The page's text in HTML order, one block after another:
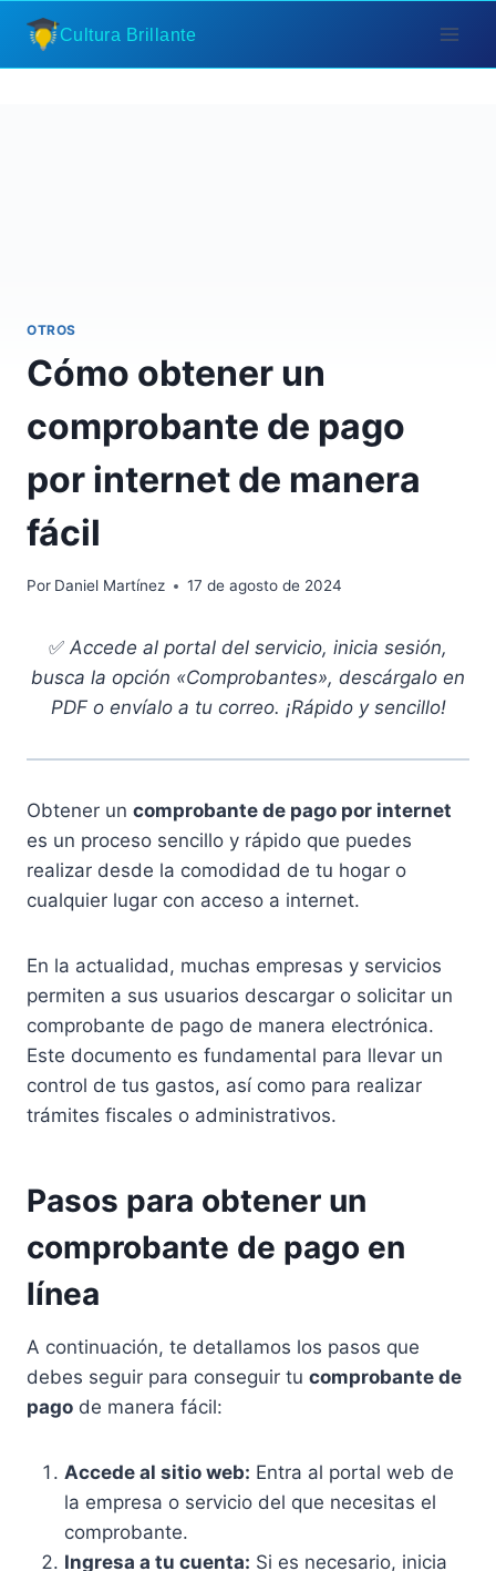
Saltar
contenido
Cultura Brillante
OTROS
Cómo obtener un
comprobante de pago
por internet de manera
fácil
Por Daniel Martínez 17 de agosto de 2024
✅ Accede al portal del servicio, inicia sesión,
busca la opción «Comprobantes», descárgalo en
PDF o envíalo a tu correo. ¡Rápido y sencillo!
Obtener un comprobante de pago por internet
es un proceso sencillo y rápido que puedes
realizar desde la comodidad de tu hogar o
cualquier lugar con acceso a internet.
En la actualidad, muchas empresas y servicios
permiten a sus usuarios descargar o solicitar un
comprobante de pago de manera electrónica.
Este documento es fundamental para llevar un
control de tus gastos, así como para realizar
trámites fiscales o administrativos.
Pasos para obtener un
comprobante de pago en
línea
A continuación, te detallamos los pasos que
debes seguir para conseguir tu comprobante de
pago de manera fácil:
Accede al sitio web: Entra al portal web de
la empresa o servicio del que necesitas el
comprobante.
Ingresa a tu cuenta: Si es necesario, inicia